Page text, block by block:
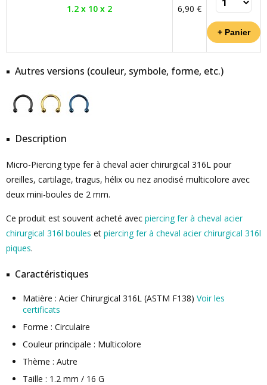
1.2 x 10 x 2 6,90 €
Autres versions (couleur, symbole, forme, etc.)
Description
Micro-Piercing type fer à cheval acier chirurgical 316L pour
oreilles, cartilage, tragus, hélix ou nez anodisé multicolore avec
deux mini-boules de 2 mm.
Ce produit est souvent acheté avec piercing fer à cheval acier
chirurgical 316l boules et piercing fer à cheval acier chirurgical 316l
piques.
Caractéristiques
Matière : Acier Chirurgical 316L (ASTM F138) Voir les
certificats
Forme : Circulaire
Couleur principale : Multicolore
Thème : Autre
Taille : 1.2 mm / 16 G